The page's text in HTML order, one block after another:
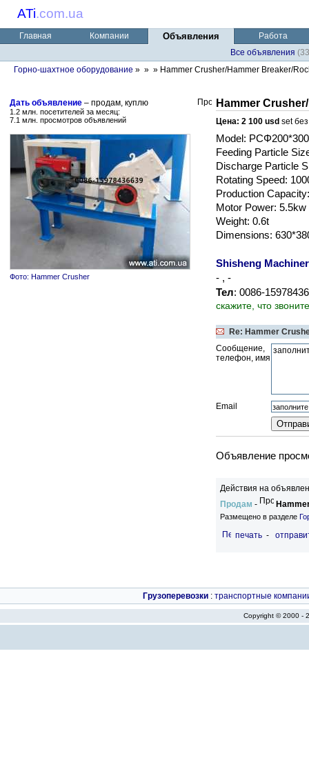
ATi.com.ua
Главная Компании Объявления
Работа
Все объявления
Горно-шахтное оборудование » » » Hammer Crusher/Hammer Breaker/
Дать объявление – продам, куплю
1.2 млн. посетителей за месяц:
7.1 млн. просмотров объявлений
Фото: Hammer Crusher
Hammer
Цена: 2 100 usd set
Model: PCΦ200*300
Feeding Particle
Discharge Particle
Rotating Speed:
Production
Motor Power: 5.5kw
Weight: 0.6t
Dimensions:
Shisheng
- , -
Тел: 0086-
скажите, что
Re: Hammer
Сообщение,
телефон, имя
Email
Объявление
Действия на
Продам -
Размещено в разделе
печать -
Грузоперевозки : транспортные
Copyright © 2000 -